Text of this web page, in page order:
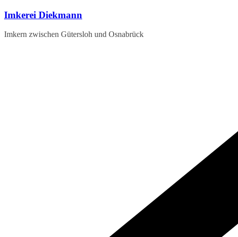
Zum
springen
Imkerei Diekmann
Imkern zwischen Gütersloh und Osnabrück